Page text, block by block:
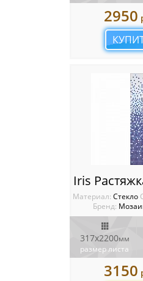
2950
Iris
Материал: Стекло
Бренд:
317x2200мм
размер листа
3150